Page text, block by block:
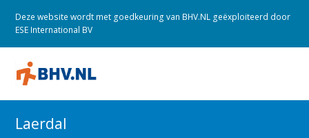
Deze website wordt met goedkeuring van BHV.NL geëxploiteerd door
ESE International BV
Laerdal